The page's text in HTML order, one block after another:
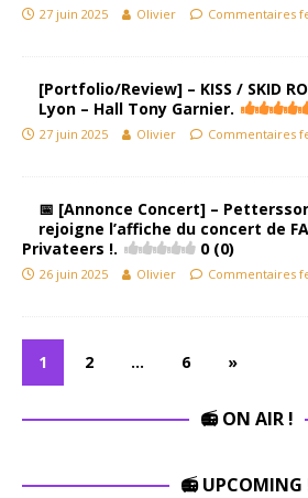
27 juin 2025 Olivier Commentaires
[Portfolio/Review] – KISS / SKID
Lyon – Hall Tony Garnier.
27 juin 2025 Olivier Commentaires
📅​ [Annonce Concert] –
rejoigne l’affiche du concert de
Privateers !.
0 (0)
26 juin 2025 Olivier Commentaires
1 2 … 6 »
📻️ ON AIR !
📻️ UPCOMING